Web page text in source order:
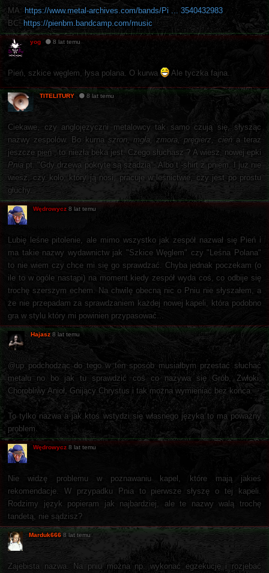
MA: https://www.metal-archives.com/bands/Pi ... 3540432983
BC: https://pienbm.bandcamp.com/music
yog 8 lat temu
Pień, szkice węglem, łysa polana. O kurwa Ale tyczka fajna.
TITELITURY 8 lat temu
Ciekawe, czy anglojęzyczni metalowcy tak samo czują się, słysząc
nazwy zespolów. Bo kurna szron, mgła, zmora, pręgierz, cień a teraz
jeszcze pień , to niezła beka jest. Czego słuchasz ? A wiesz, nowej epki
Pnia pt. "Gdy drzewa pokryte są szadzią". Albo t -shirt z pniem. I już nie
wiesz, czy kolo, który ją nosi, pracuje w leśnictwie, czy jest po prostu
głuchy.
Wędrowycz 8 lat temu
Lubię leśne pitolenie, ale mimo wszystko jak zespół nazwał się Pień i
ma takie nazwy wydawnictw jak "Szkice Węglem" czy "Leśna Polana"
to nie wiem czy chce mi się go sprawdzać. Chyba jednak poczekam (o
ile to w ogóle nastąpi) na moment kiedy zespół wyda coś, co odbije się
trochę szerszym echem. Na chwilę obecną nic o Pniu nie słyszałem, a
że nie przepadam za sprawdzaniem każdej nowej kapeli, która podobno
gra w stylu który mi powinien przypasować...
Hajasz 8 lat temu
@up podchodząc do tego w ten sposób musiałbym przestać słuchać
metalu no bo jak tu sprawdzić coś co nazywa się Grób, Zwłoki,
Chorobliwy Anioł, Gnijący Chrystus i tak można wymieniać bez końca.
To tylko nazwa a jak ktoś wstydzi się własnego języka to ma poważny
problem.
Wędrowycz 8 lat temu
Nie widzę problemu w poznawaniu kapel, które mają jakieś
rekomendacje. W przypadku Pnia to pierwsze słyszę o tej kapeli.
Rodzimy język popieram jak najbardziej, ale te nazwy walą trochę
tandetą, nie sądzisz?
Marduk666 8 lat temu
Zajebista nazwa. Na pniu można np. wykonać egzekucję i rozjebać